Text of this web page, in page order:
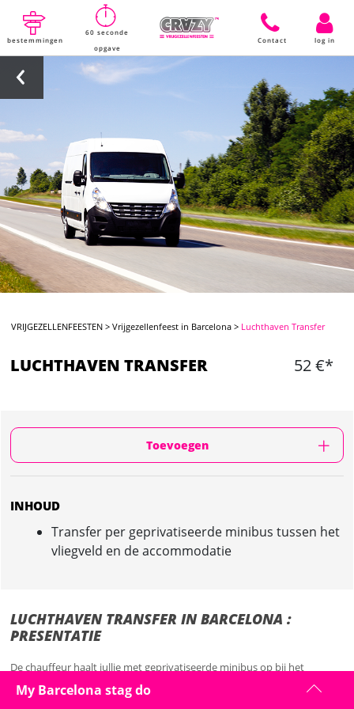
bestemmingen
60 seconde
opgave
Contact log in
VRIJGEZELLENFEESTEN >Vrijgezellenfeest in Barcelona > Luchthaven Transfer
LUCHTHAVEN TRANSFER 52 €*
Toevoegen
INHOUD
Transfer per geprivatiseerde minibus tussen het
vliegveld en de accommodatie
LUCHTHAVEN TRANSFER IN BARCELONA :
PRESENTATIE
De chauffeur haalt jullie met geprivatiseerde minibus op bij het
vliegveld van Barcelona. De retour transfer is inbegrepen.
My Barcelona stag do